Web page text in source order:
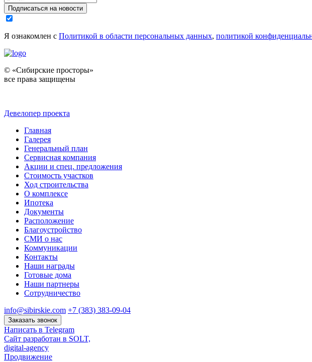
Подписаться на новости
Я ознакомлен с Политикой в области персональных данных, политикой
© «Сибирские просторы»
все права защищены
Девелопер проекта
Главная
Галерея
Генеральный план
Сервисная компания
Акции и спец. предложения
Стоимость участков
Ход строительства
О комплексе
Ипотека
Документы
Расположение
Благоустройство
СМИ о нас
Коммуникации
Контакты
Наши награды
Готовые дома
Наши партнеры
Сотрудничество
info@sibirskie.com +7 (383) 383-09-04
Заказать звонок
Написать в Telegram
Сайт разработан в SOLT,
digital-agency
Продвижение